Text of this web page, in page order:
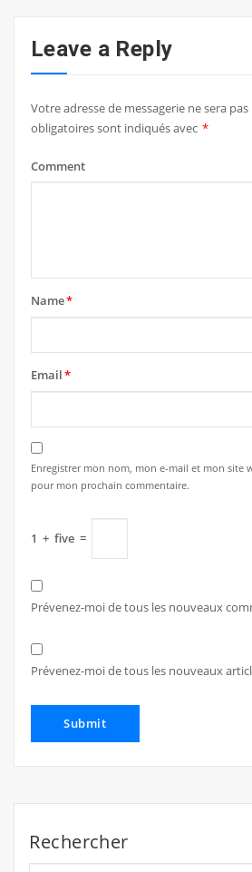
Leave a Reply
Votre adresse de messagerie ne sera
obligatoires sont indiqués avec *
Comment
Name*
Email*
Enregistrer mon nom, mon e-mail et mon site
pour mon prochain commentaire.
1 + five =
Prévenez-moi de tous les nouveaux
Prévenez-moi de tous les nouveaux
Rechercher